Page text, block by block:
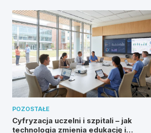
POZOSTAŁE
Cyfryzacja uczelni i szpitali – jak
technologia zmienia edukację i